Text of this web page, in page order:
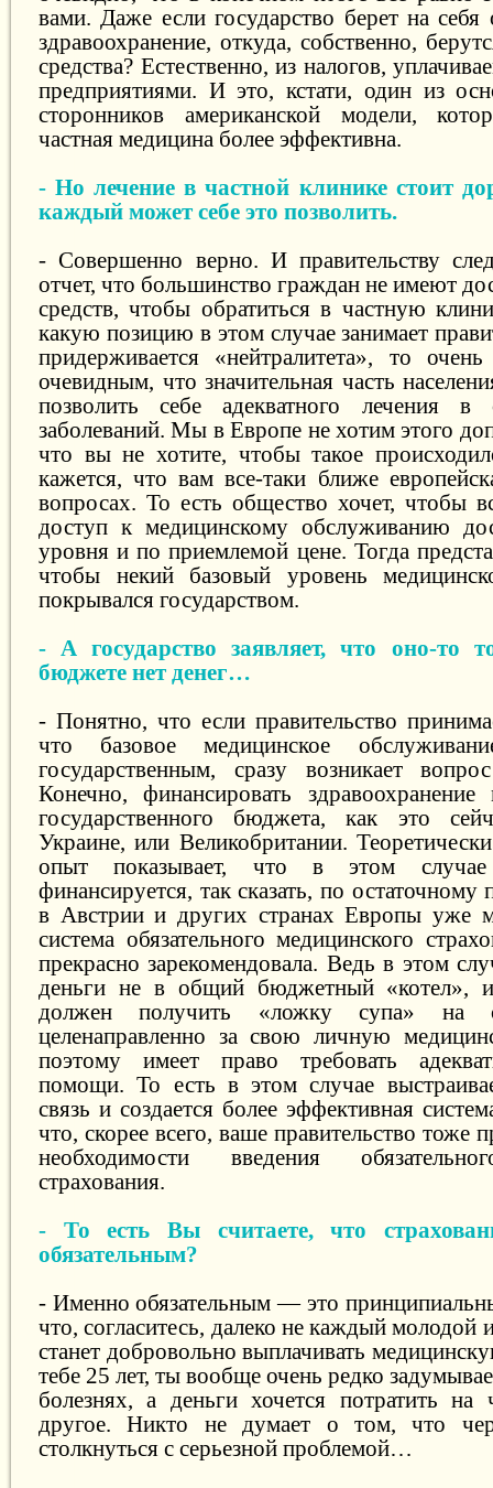
вами. Даже если государство берет на себя
здравоохранение, откуда, собственно,
средства? Естественно, из налогов,
предприятиями. И это, кстати, один из
сторонников американской модели,
частная медицина более эффективна.
- Но лечение в частной клинике стоит
каждый может себе это позволить.
- Совершенно верно. И правительству
отчет, что большинство граждан не имеют
средств, чтобы обратиться в частную
какую позицию в этом случае занимает
придерживается «нейтралитета», то
очевидным, что значительная часть
позволить себе адекватного лечения в
заболеваний. Мы в Европе не хотим этого
что вы не хотите, чтобы такое
кажется, что вам все-таки ближе
вопросах. То есть общество хочет, чтобы
доступ к медицинскому обслуживанию
уровня и по приемлемой цене. Тогда
чтобы некий базовый уровень
покрывался государством.
- А государство заявляет, что оно-то
бюджете нет денег…
- Понятно, что если правительство
что базовое медицинское
государственным, сразу возникает
Конечно, финансировать
государственного бюджета, как это
Украине, или Великобритании.
опыт показывает, что в этом случае
финансируется, так сказать, по
в Австрии и других странах Европы уже
система обязательного медицинского
прекрасно зарекомендовала. Ведь в этом
деньги не в общий бюджетный «котел»,
должен получить «ложку супа» на
целенаправленно за свою личную
поэтому имеет право требовать
помощи. То есть в этом случае
связь и создается более эффективная
что, скорее всего, ваше правительство тоже
необходимости введения
страхования.
- То есть Вы считаете, что
обязательным?
- Именно обязательным — это
что, согласитесь, далеко не каждый молодой
станет добровольно выплачивать
тебе 25 лет, ты вообще очень редко
болезнях, а деньги хочется потратить на
другое. Никто не думает о том, что
столкнуться с серьезной проблемой…